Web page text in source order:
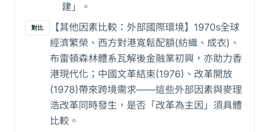
建」。
對比
【其他因素比較：外部國際環境】1970s全球
經濟繁榮、西方對港寬鬆配額(紡織、成衣)、
布雷頓森林體系瓦解後金融業初興，亦助力香
港現代化；中國文革結束(1976)、改革開放
(1978)帶來跨境需求——這些外部因素與麥理
浩改革同時發生，是否「改革為主因」須具體
比較。